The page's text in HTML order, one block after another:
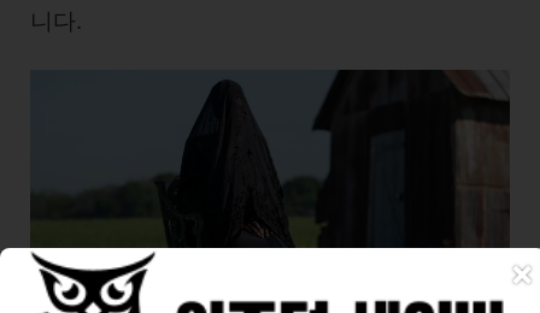
니다.
×